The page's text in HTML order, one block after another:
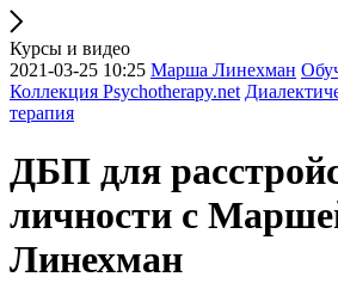
Курсы и видео
2021-03-25 10:25 Марша Линехман
Коллекция Psychotherapy.net
терапия
ДБП для
личности с
Линехман